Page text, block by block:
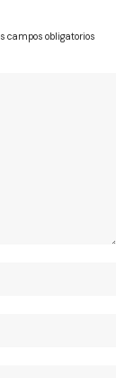
campos obligatorios